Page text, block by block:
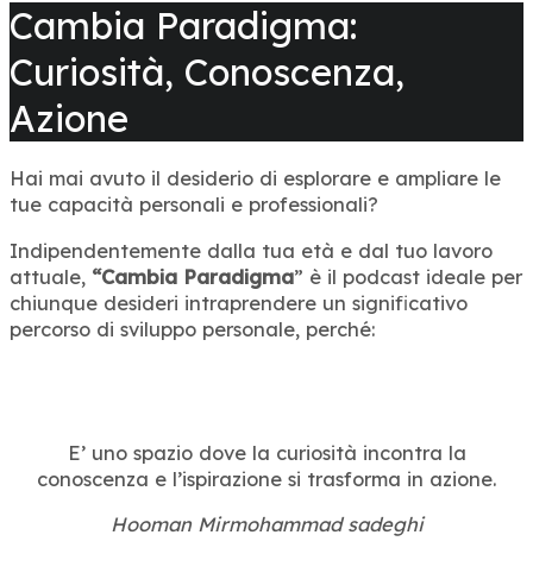
Cambia Paradigma:
Curiosità, Conoscenza,
Azione
Hai mai avuto il desiderio di esplorare e ampliare le
tue capacità personali e professionali?
Indipendentemente dalla tua età e dal tuo lavoro
attuale, “Cambia Paradigma” è il podcast ideale per
chiunque desideri intraprendere un significativo
percorso di sviluppo personale, perché:
E’ uno spazio dove la curiosità incontra la
conoscenza e l’ispirazione si trasforma in azione.
Hooman Mirmohammad sadeghi